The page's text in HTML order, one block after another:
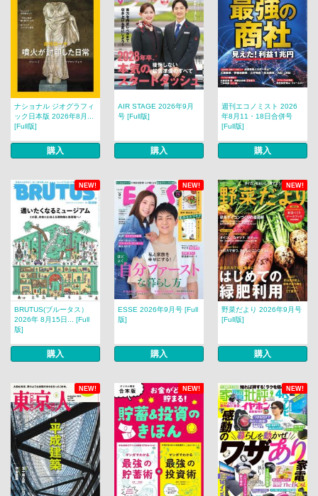
ナショナル ジオグラフィ
ック日本版 2026年8月...
[Full版]
購入
AIR STAGE 2026年9月
号 [Full版]
購入
週刊エコノミスト 2026
年8月11・18日合併号
[Full版]
購入
NEW! NEW! NEW!
BRUTUS(ブルータス）
2026年 8月15日... [Full
版]
購入
ESSE 2026年9月号 [Full
版]
購入
野菜だより 2026年9月号
[Full版]
購入
NEW! NEW! NEW!